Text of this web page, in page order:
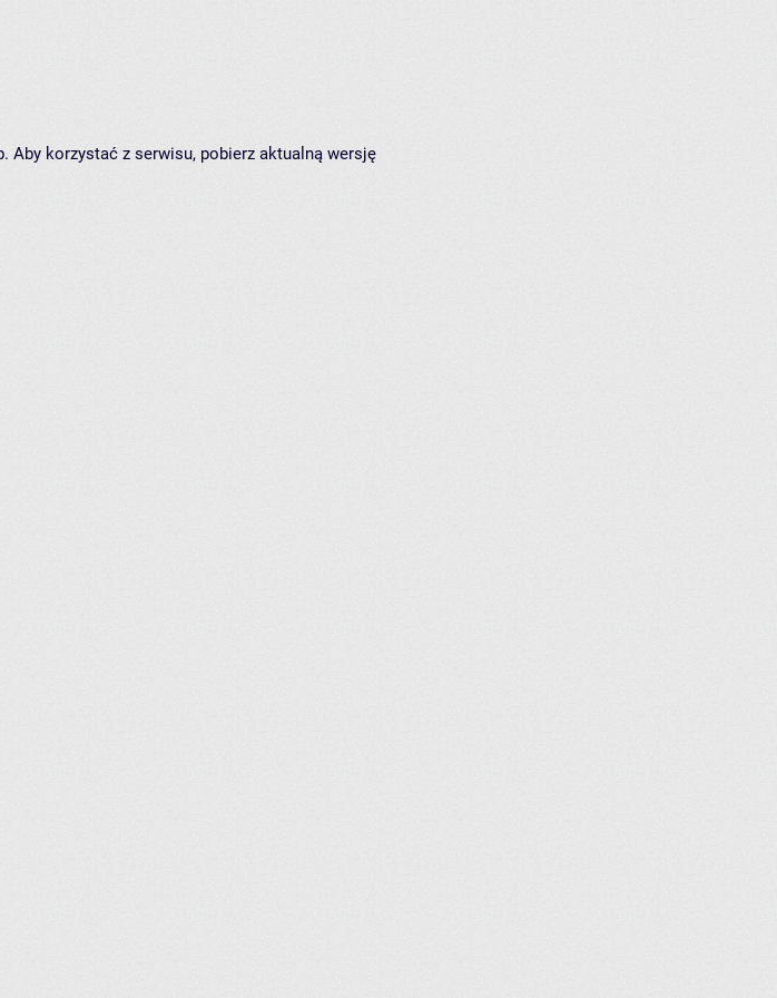
Aby korzystać z serwisu, pobierz aktualną wersję